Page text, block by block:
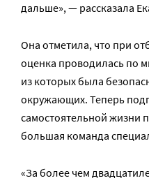
дальше», — рассказала
Она отметила, что при
оценка проводилась по
из которых была
окружающих. Теперь
самостоятельной жизни
большая команда
«За более чем